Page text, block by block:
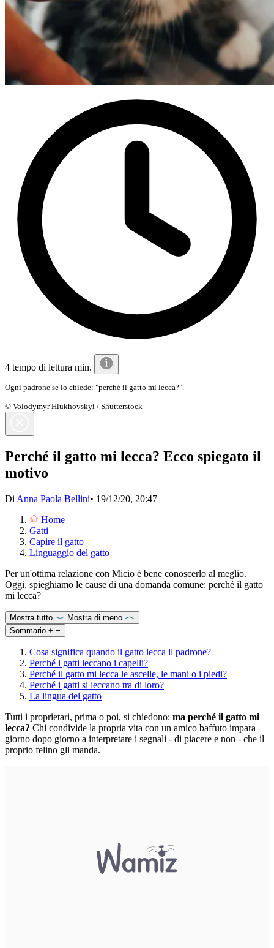
4 tempo di lettura min.
Ogni padrone se lo chiede: "perché il gatto mi lecca?".
© Volodymyr Hlukhovskyi / Shutterstock
Perché il gatto mi lecca? Ecco spiegato il
motivo
Di Anna Paola Bellini• 19/12/20, 20:47
Home
Gatti
Capire il gatto
Linguaggio del gatto
Per un'ottima relazione con Micio è bene conoscerlo al meglio.
Oggi, spieghiamo le cause di una domanda comune: perché il gatto
mi lecca?
Mostra tutto
Mostra di meno
Sommario + −
Cosa significa quando il gatto lecca il padrone?
Perché i gatti leccano i capelli?
Perché il gatto mi lecca le ascelle, le mani o i piedi?
Perché i gatti si leccano tra di loro?
La lingua del gatto
Tutti i proprietari, prima o poi, si chiedono: ma perché il gatto mi
lecca? Chi condivide la propria vita con un amico baffuto impara
giorno dopo giorno a interpretare i segnali - di piacere e non - che il
proprio felino gli manda.